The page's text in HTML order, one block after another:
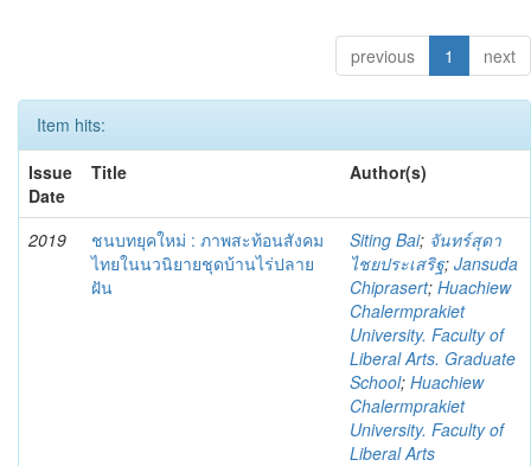
previous 1 next
Item hits:
Issue
Date
Title Author(s)
2019
ชนบทยุคใหม่ : ภาพสะท้อนสังคม
ไทยในนวนิยายชุดบ้านไร่ปลาย
ฝัน
Siting Bai; จันทร์สุดา
ไชยประเสริฐ; Jansuda
Chiprasert; Huachiew
Chalermprakiet
University. Faculty of
Liberal Arts. Graduate
School; Huachiew
Chalermprakiet
University. Faculty of
Liberal Arts